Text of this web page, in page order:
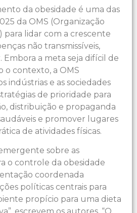
da obesidade é uma das
da OMS (Organização
para lidar com a crescente
não transmissíveis,
a meta seja difícil de
o contexto, a OMS
indústrias e as sociedades
de prioridade para
distribuição e propaganda
e promover lugares
de atividades físicas.
sobre as
o controle da obesidade
coordenada
políticas centrais para
propício para uma dieta